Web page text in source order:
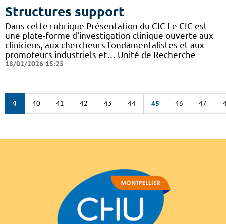
Structures support
Dans cette rubrique Présentation du CIC Le CIC est
une plate-forme d'investigation clinique ouverte aux
cliniciens, aux chercheurs fondamentalistes et aux
promoteurs industriels et… Unité de Recherche
18/02/2026 15:25
40 41 42 43 44 45 46 47